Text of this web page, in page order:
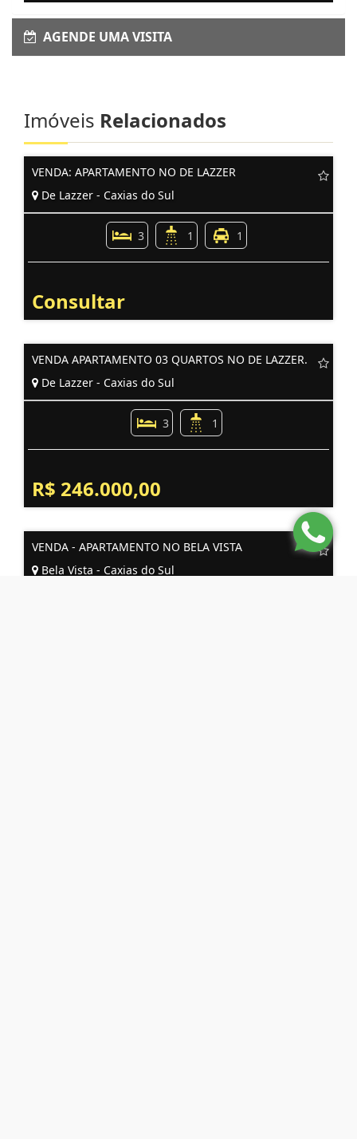
AGENDE UMA VISITA
Imóveis Relacionados
VENDA: APARTAMENTO NO DE LAZZER
De Lazzer - Caxias do Sul
3 1 1
Consultar
VENDA APARTAMENTO 03 QUARTOS NO DE LAZZER.
De Lazzer - Caxias do Sul
3 1
R$ 246.000,00
VENDA - APARTAMENTO NO BELA VISTA
Bela Vista - Caxias do Sul